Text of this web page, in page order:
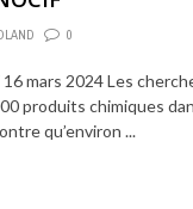
0
16 mars 2024 Les
produits chimiques
qu’environ ...